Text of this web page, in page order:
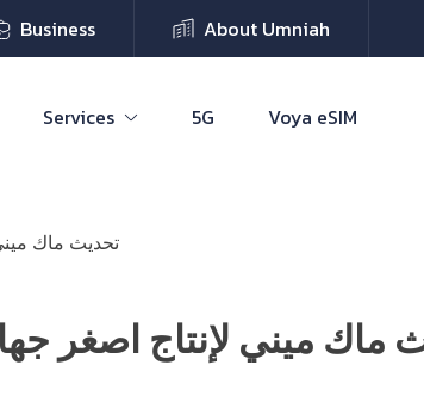
Business About Umniah
Services 5G Voya eSIM
تحديث ماك
ماك ميني لإنتاج اصغر